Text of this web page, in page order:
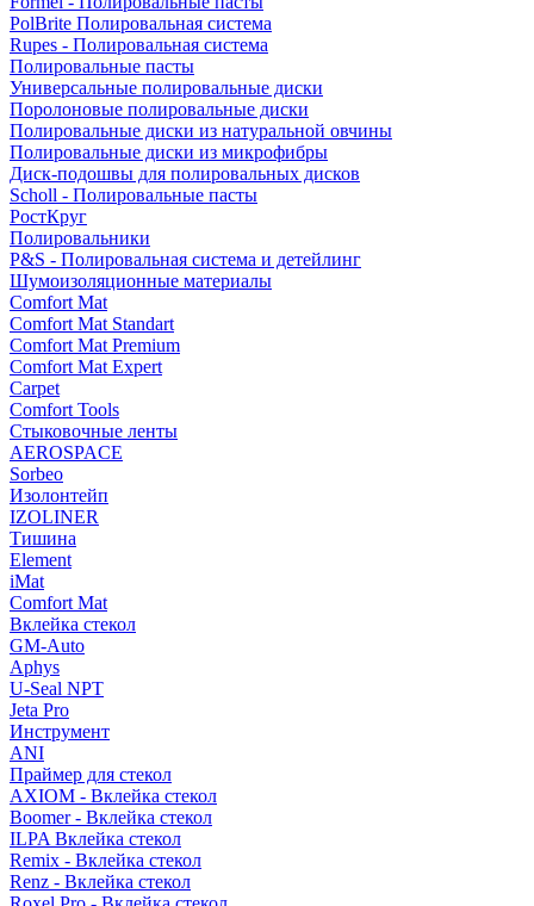
PolBrite Полировальная система
Rupes - Полировальная система
Полировальные пасты
Универсальные полировальные диски
Поролоновые полировальные диски
Полировальные диски из натуральной овчины
Полировальные диски из микрофибры
Диск-подошвы для полировальных дисков
Scholl - Полировальные пасты
РостКруг
Полировальники
P&S - Полировальная система и детейлинг
Шумоизоляционные материалы
Comfort Mat
Comfort Mat Standart
Comfort Mat Premium
Comfort Mat Expert
Carpet
Comfort Tools
Стыковочные ленты
AEROSPACE
Sorbeo
Изолонтейп
IZOLINER
Тишина
Element
iMat
Comfort Mat
Вклейка стекол
GM-Auto
Aphys
U-Seal NPT
Jeta Pro
Инструмент
ANI
Праймер для стекол
AXIOM - Вклейка стекол
Boomer - Вклейка стекол
ILPA Вклейка стекол
Remix - Вклейка стекол
Renz - Вклейка стекол